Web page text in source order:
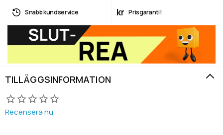
Snabb kundservice kr Prisgaranti!
TILLÄGGSINFORMATION
Recensera nu